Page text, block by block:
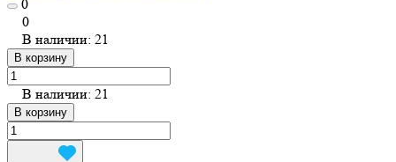
0
0
В наличии: 21
В корзину
В наличии: 21
В корзину